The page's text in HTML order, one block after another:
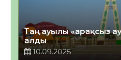
Таң ауылы «арақсыз
алды
10.09.2025